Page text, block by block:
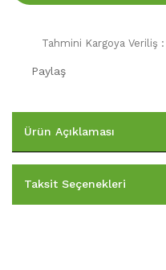
Tahmini Kargoya Veriliş :
Paylaş
Ürün Açıklaması
Taksit Seçenekleri